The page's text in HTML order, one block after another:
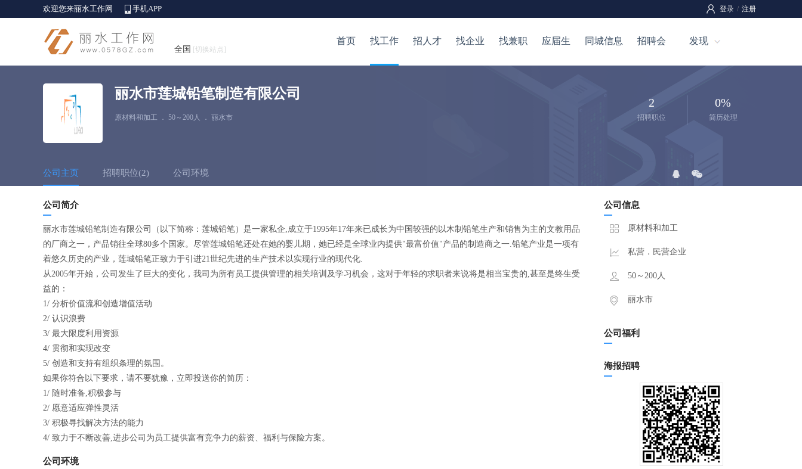
欢迎您来丽水工作网 手机APP 登录 / 注册
全国 [切换站点]
首页 找工作 招人才 找企业 找兼职 应届生 同城信息 招聘会 发现
丽水市莲城铅笔制造有限公司
原材料和加工 ． 50～200人 ． 丽水市
2
招聘职位
0%
简历处理
公司主页 招聘职位(2) 公司环境
公司简介
丽水市莲城铅笔制造有限公司（以下简称：莲城铅笔）是一家私企,成立于1995年17年来已成长为中国较强的以木制铅笔生产和销售为主的文教用品
的厂商之一，产品销往全球80多个国家。尽管莲城铅笔还处在她的婴儿期，她已经是全球业内提供"最富价值"产品的制造商之一.铅笔产业是一项有
着悠久历史的产业，莲城铅笔正致力于引进21世纪先进的生产技术以实现行业的现代化.
从2005年开始，公司发生了巨大的变化，我司为所有员工提供管理的相关培训及学习机会，这对于年轻的求职者来说将是相当宝贵的,甚至是终生受
益的：
1/ 分析价值流和创造增值活动
2/ 认识浪费
3/ 最大限度利用资源
4/ 贯彻和实现改变
5/ 创造和支持有组织条理的氛围。
如果你符合以下要求，请不要犹豫，立即投送你的简历：
1/ 随时准备,积极参与
2/ 愿意适应弹性灵活
3/ 积极寻找解决方法的能力
4/ 致力于不断改善,进步公司为员工提供富有竞争力的薪资、福利与保险方案。
公司环境
公司信息
原材料和加工
私营．民营企业
50～200人
丽水市
公司福利
海报招聘